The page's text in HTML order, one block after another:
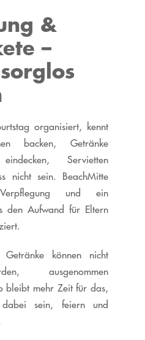
&
–
organisiert, kennt
backen, Getränke
Servietten
nicht sein. BeachMitte
und ein
den Aufwand für Eltern
können nicht
ausgenommen
bleibt mehr Zeit für das,
sein, feiern und